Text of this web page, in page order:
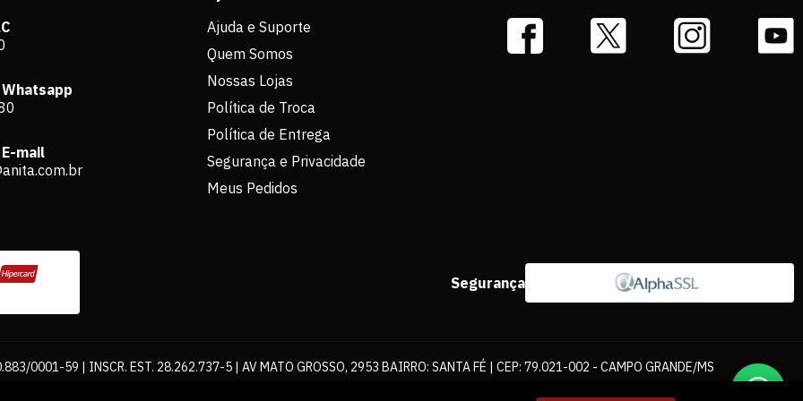
mail
Ajuda e Suporte
Quem Somos
Nossas Lojas
Política de Troca
Política de Entrega
Segurança e Privacidade
Meus Pedidos
Segurança
0001-59 | INSCR. EST. 28.262.737-5 | AV MATO GROSSO, 2953 BAIRRO: SANTA FÉ | CEP: 79.021-002 - CAMPO GRANDE/MS